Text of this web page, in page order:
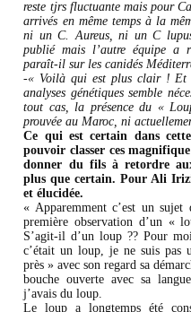
reste tjrs fluctuante mais pour
arrivés en même temps à la
ni un C. Aureus, ni un C
publié mais l’autre équipe a
paraît-il sur les canidés
-« Voilà qui est plus clair ! Et
analyses génétiques semble
tout cas, la présence du «
prouvée au Maroc, ni
Ce qui est certain dans
pouvoir classer ces
donner du fils à retordre
plus que certain. Pour Ali
et élucidée.
« Apparemment c’est un
première observation d’un «
S’agit-il d’un loup ?? Pour
c’était un loup, je ne suis pas
près » avec son regard sa
bouche ouverte avec sa
j’avais du loup.
Le loup a longtemps été